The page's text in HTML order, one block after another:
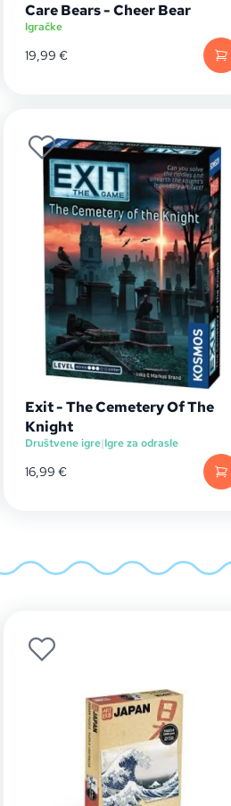
Care Bears - Cheer Bear
Igračke
19,99 €
Exit - The Cemetery Of The
Knight
Društvene igre|Igre za odrasle
16,99 €